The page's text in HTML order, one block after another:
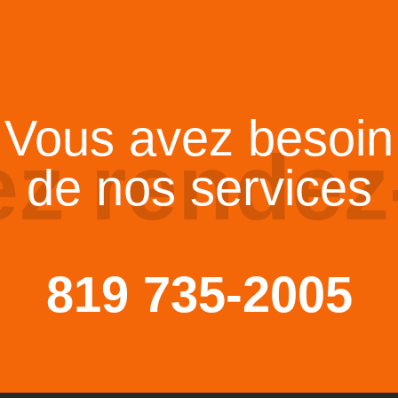
Vous avez besoin
de nos services
819 735-2005